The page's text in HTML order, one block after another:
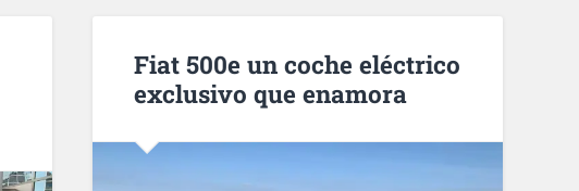
Fiat 500e un coche eléctrico
exclusivo que enamora